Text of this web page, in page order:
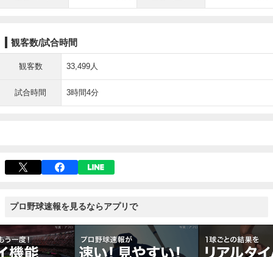
観客数/試合時間
観客数 33,499人
試合時間 3時間4分
プロ野球速報を見るならアプリで